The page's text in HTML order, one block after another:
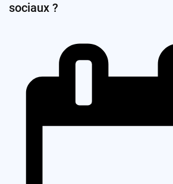
sociaux ?